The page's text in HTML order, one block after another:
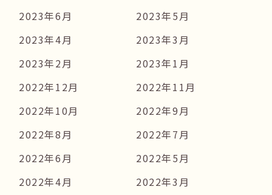
2023年6月
2023年5月
2023年4月
2023年3月
2023年2月
2023年1月
2022年12月
2022年11月
2022年10月
2022年9月
2022年8月
2022年7月
2022年6月
2022年5月
2022年4月
2022年3月